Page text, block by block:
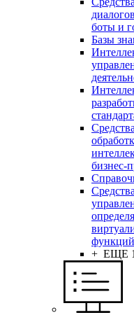
боты и
Базы
бизнес-
функций
+ ЕЩЕ